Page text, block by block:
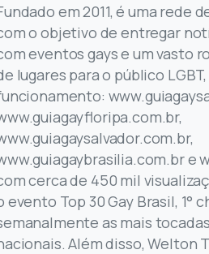
em 2011, é uma rede
o objetivo de entregar
eventos gays e um vasto
lugares para o público
e
cerca de 450 mil
evento Top 30 Gay Brasil, 1°
as mais
Além disso, Welton